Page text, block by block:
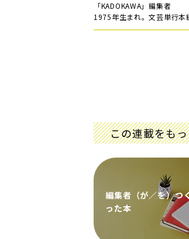
「KADOKAWA」編集者
1975年生まれ。文芸単行本
この連載をも
編集者（が／を）つ
った本